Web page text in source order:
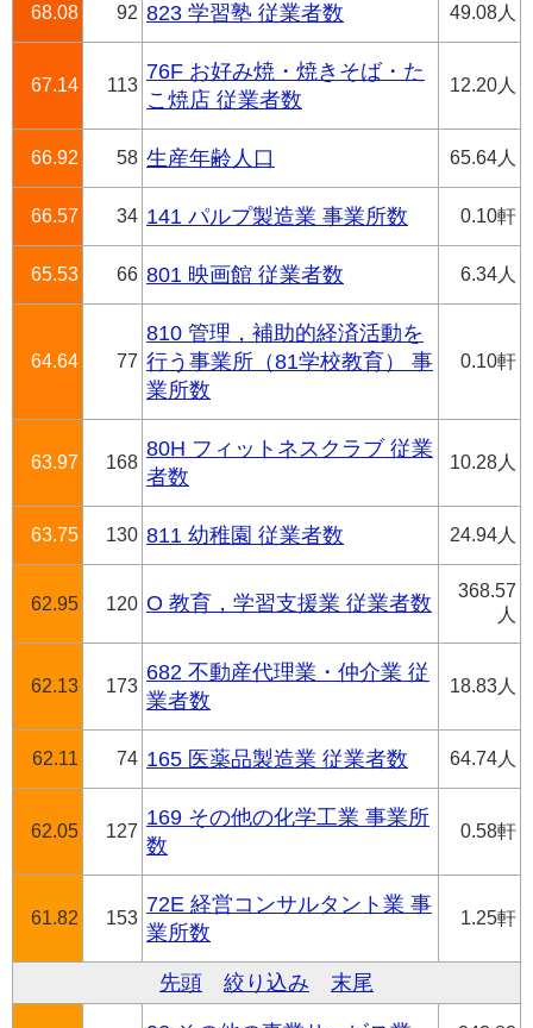
68.08 92 823 学習塾 従業者数 49.08人
67.14 113
76F お好み焼・焼きそば・た
こ焼店 従業者数
12.20人
66.92 58 生産年齢人口 65.64人
66.57 34 141 パルプ製造業 事業所数 0.10軒
65.53 66 801 映画館 従業者数 6.34人
64.64 77
810 管理，補助的経済活動を
行う事業所（81学校教育） 事
業所数
0.10軒
63.97 168
80H フィットネスクラブ 従業
者数
10.28人
63.75 130 811 幼稚園 従業者数 24.94人
62.95 120 O 教育，学習支援業 従業者数
368.57
人
62.13 173
682 不動産代理業・仲介業 従
業者数
18.83人
62.11 74 165 医薬品製造業 従業者数 64.74人
62.05 127
169 その他の化学工業 事業所
数
0.58軒
61.82 153
72E 経営コンサルタント業 事
業所数
1.25軒
先頭 絞り込み 末尾